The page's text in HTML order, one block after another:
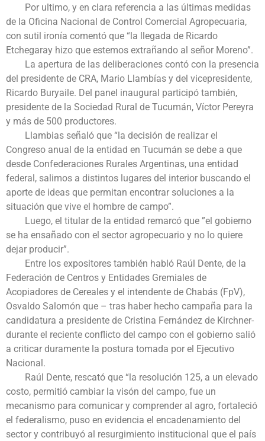
Por ultimo, y en clara referencia a las últimas medidas
de la Oficina Nacional de Control Comercial Agropecuaria,
con sutil ironía comentó que “la llegada de Ricardo
Etchegaray hizo que estemos extrañando al señor Moreno”.
La apertura de las deliberaciones contó con la presencia
del presidente de CRA, Mario Llambías y del vicepresidente,
Ricardo Buryaile. Del panel inaugural participó también,
presidente de la Sociedad Rural de Tucumán, Víctor Pereyra
y más de 500 productores.
Llambias señaló que “la decisión de realizar el
Congreso anual de la entidad en Tucumán se debe a que
desde Confederaciones Rurales Argentinas, una entidad
federal, salimos a distintos lugares del interior buscando el
aporte de ideas que permitan encontrar soluciones a la
situación que vive el hombre de campo”.
Luego, el titular de la entidad remarcó que ”el gobierno
se ha ensañado con el sector agropecuario y no lo quiere
dejar producir”.
Entre los expositores también habló Raúl Dente, de la
Federación de Centros y Entidades Gremiales de
Acopiadores de Cereales y el intendente de Chabás (FpV),
Osvaldo Salomón que – tras haber hecho campaña para la
candidatura a presidente de Cristina Fernández de Kirchner-
durante el reciente conflicto del campo con el gobierno salió
a criticar duramente la postura tomada por el Ejecutivo
Nacional.
Raúl Dente, rescató que “la resolución 125, a un elevado
costo, permitió cambiar la visón del campo, fue un
mecanismo para comunicar y comprender al agro, fortaleció
el federalismo, puso en evidencia el encadenamiento del
sector y contribuyó al resurgimiento institucional que el país